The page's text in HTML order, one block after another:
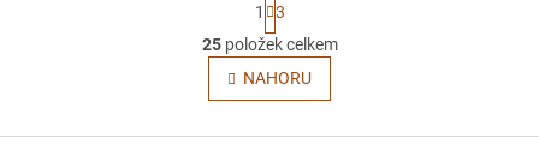
O
v
l
á
t
r
á
n
k
v
1
3
25položek celkem
NAHORU